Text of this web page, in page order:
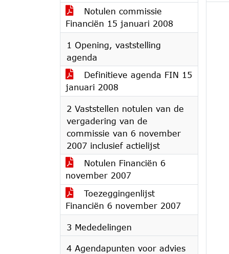
Notulen commissie
Financiën 15 januari 2008
1 Opening, vaststelling
agenda
Definitieve agenda FIN 15
januari 2008
2 Vaststellen notulen van de
vergadering van de
commissie van 6 november
2007 inclusief actielijst
Notulen Financiën 6
november 2007
Toezeggingenlijst
Financiën 6 november 2007
3 Mededelingen
4 Agendapunten voor advies